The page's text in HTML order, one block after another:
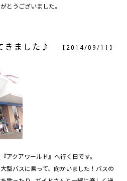
とうございました。
きました♪ 【2014/09/11】
アクアワールド』へ行く日です。
型バスに乗って、向かいました！バスの